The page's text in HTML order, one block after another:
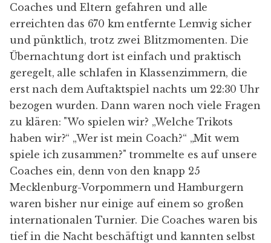
Coaches und Eltern gefahren und alle
erreichten das 670 km entfernte Lemvig sicher
und pünktlich, trotz zwei Blitzmomenten. Die
Übernachtung dort ist einfach und praktisch
geregelt, alle schlafen in Klassenzimmern, die
erst nach dem Auftaktspiel nachts um 22:30 Uhr
bezogen wurden. Dann waren noch viele Fragen
zu klären: "Wo spielen wir? „Welche Trikots
haben wir?“ „Wer ist mein Coach?“ „Mit wem
spiele ich zusammen?" trommelte es auf unsere
Coaches ein, denn von den knapp 25
Mecklenburg-Vorpommern und Hamburgern
waren bisher nur einige auf einem so großen
internationalen Turnier. Die Coaches waren bis
tief in die Nacht beschäftigt und kannten selbst